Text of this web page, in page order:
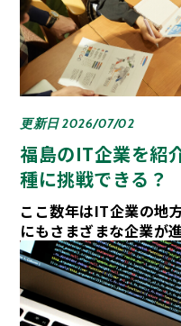
更新日 2026/07/02
福島のIT企業を紹
種に挑戦できる？
ここ数年はIT企業の地
にもさまざまな企業が